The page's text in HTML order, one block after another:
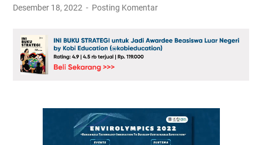
Desember 18, 2022 Posting Komentar